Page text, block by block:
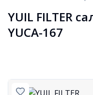
YUIL FILTER
YUCA-167